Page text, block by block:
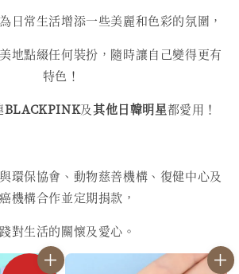
日常生活增添一些美麗和色彩的氛圍，
地點綴任何裝扮，隨時讓自己變得更有
特色！
BLACKPINK及其他日韓明星都愛用！
環保協會、動物慈善機構、復健中心及
機構合作並定期捐款，
對生活的關懷及愛心。